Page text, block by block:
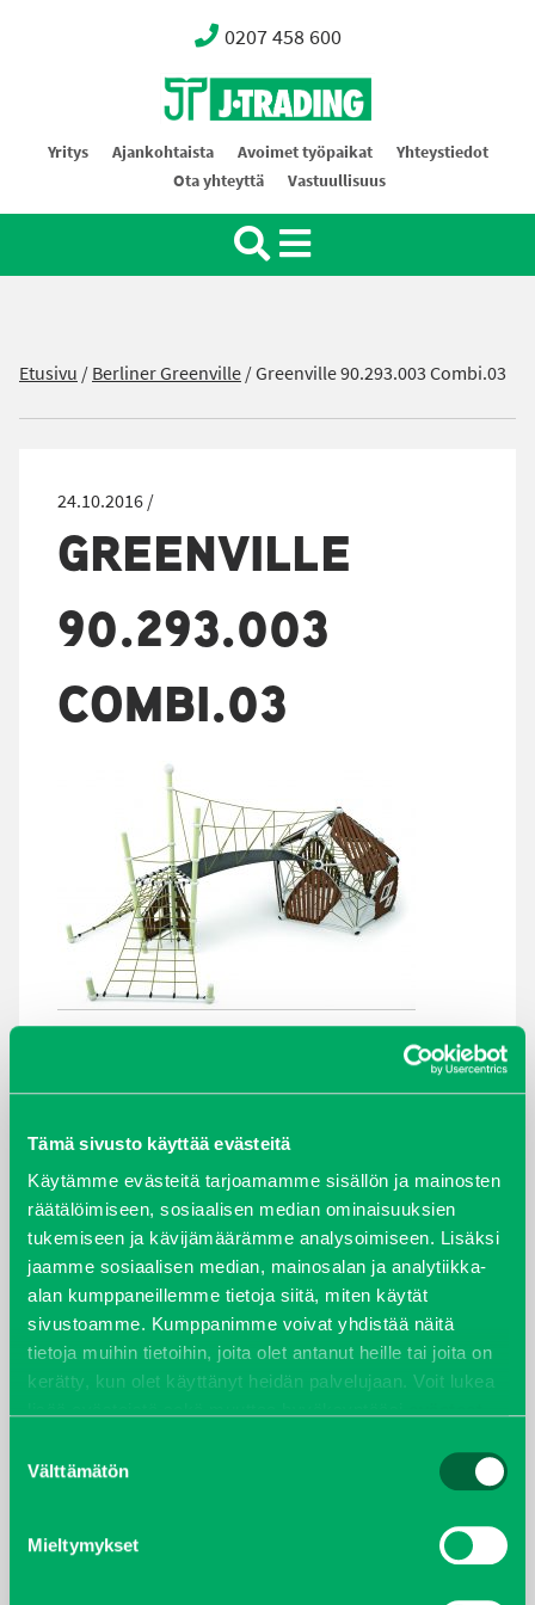
Tämä sivusto käyttää evästeitä
Käytämme evästeitä tarjoamamme sisällön ja mainosten
räätälöimiseen, sosiaalisen median ominaisuuksien
tukemiseen ja kävijämäärämme analysoimiseen. Lisäksi
jaamme sosiaalisen median, mainosalan ja analytiikka-
alan kumppaneillemme tietoja siitä, miten käytät
sivustoamme. Kumppanimme voivat yhdistää näitä
tietoja muihin tietoihin, joita olet antanut heille tai joita on
kerätty, kun olet käyttänyt heidän palvelujaan. Voit lukea
valinta
Välttämätön
Mieltymykset
0207 458 600
Oy J-Trading Ab
Yritys Ajankohtaista Avoimet työpaikat
Yhteystiedot
Ota yhteyttä
Vastuullisuus
Etusivu /Berliner Greenville/Greenville 90.293.003 Combi.03
24.10.2016 /
GREENVILLE
90.293.003
COMBI.03
ARKISTOT
maaliskuu 2026
elokuu 2024
syyskuu 2023
joulukuu 2022
huhtikuu 2022
lokakuu 2021